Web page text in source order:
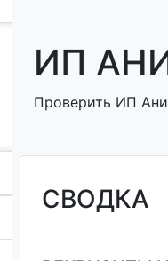
ИП
Проверить ИП
СВОДКА